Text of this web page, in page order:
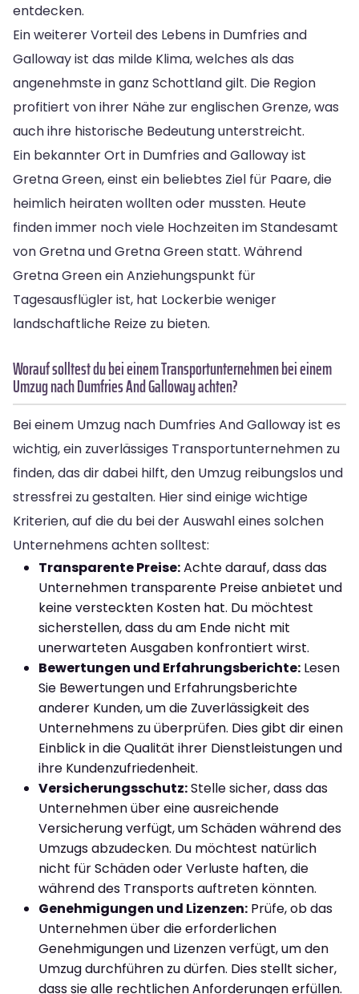
entdecken.
Ein weiterer Vorteil des Lebens in Dumfries and
Galloway ist das milde Klima, welches als das
angenehmste in ganz Schottland gilt. Die Region
profitiert von ihrer Nähe zur englischen Grenze, was
auch ihre historische Bedeutung unterstreicht.
Ein bekannter Ort in Dumfries and Galloway ist
Gretna Green, einst ein beliebtes Ziel für Paare, die
heimlich heiraten wollten oder mussten. Heute
finden immer noch viele Hochzeiten im Standesamt
von Gretna und Gretna Green statt. Während
Gretna Green ein Anziehungspunkt für
Tagesausflügler ist, hat Lockerbie weniger
landschaftliche Reize zu bieten.
Worauf solltest du bei einem Transportunternehmen bei einem
Umzug nach Dumfries And Galloway achten?
Bei einem Umzug nach Dumfries And Galloway ist es
wichtig, ein zuverlässiges Transportunternehmen zu
finden, das dir dabei hilft, den Umzug reibungslos und
stressfrei zu gestalten. Hier sind einige wichtige
Kriterien, auf die du bei der Auswahl eines solchen
Unternehmens achten solltest:
Transparente Preise:Achte darauf, dass das
Unternehmen transparente Preise anbietet und
keine versteckten Kosten hat. Du möchtest
sicherstellen, dass du am Ende nicht mit
unerwarteten Ausgaben konfrontiert wirst.
Bewertungen und Erfahrungsberichte: Lesen
Sie Bewertungen und Erfahrungsberichte
anderer Kunden, um die Zuverlässigkeit des
Unternehmens zu überprüfen. Dies gibt dir einen
Einblick in die Qualität ihrer Dienstleistungen und
ihre Kundenzufriedenheit.
Versicherungsschutz:Stelle sicher, dass das
Unternehmen über eine ausreichende
Versicherung verfügt, um Schäden während des
Umzugs abzudecken. Du möchtest natürlich
nicht für Schäden oder Verluste haften, die
während des Transports auftreten könnten.
Genehmigungen und Lizenzen: Prüfe, ob das
Unternehmen über die erforderlichen
Genehmigungen und Lizenzen verfügt, um den
Umzug durchführen zu dürfen. Dies stellt sicher,
dass sie alle rechtlichen Anforderungen erfüllen.